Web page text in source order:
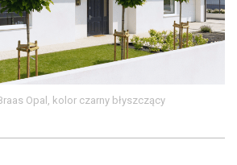
Opal, kolor czarny błyszczący